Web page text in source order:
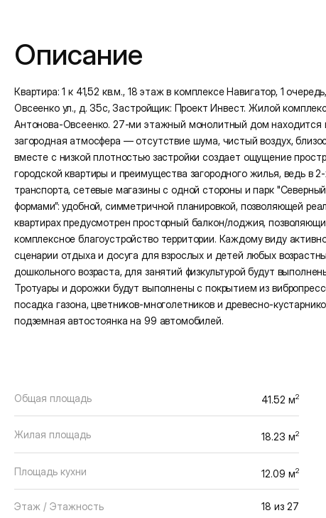
Описание
Квартира: 1 к 41,52 кв.м., 18 этаж в комплексе Навигатор, 1
Овсеенко ул., д. 35с, Застройщик: Проект Инвест. Жилой
Антонова-Овсеенко. 27-ми этажный монолитный дом находится
загородная атмосфера — отсутствие шума, чистый воздух,
вместе с низкой плотностью застройки создает ощущение
городской квартиры и преимущества загородного жилья, ведь в
транспорта, сетевые магазины с одной стороны и парк
формами”: удобной, симметричной планировкой, позволяющей
квартирах предусмотрен просторный балкон/лоджия,
комплексное благоустройство территории. Каждому виду
сценарии отдыха и досуга для взрослых и детей любых
дошкольного возраста, для занятий физкультурой будут
Тротуары и дорожки будут выполнены с покрытием из
посадка газона, цветников-многолетников и древесно-
подземная автостоянка на 99 автомобилей.
Общая площадь 41.52 м2
Жилая площадь 18.23 м2
Площадь кухни 12.09 м2
Этаж / Этажность 18 из 27